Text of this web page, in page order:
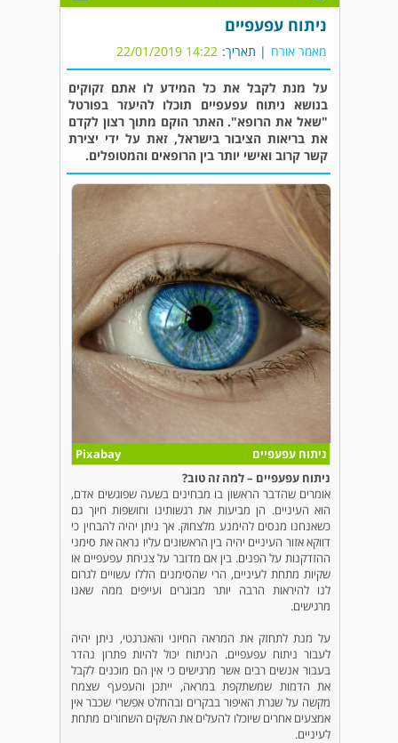
ניתוח עפעפיים
מאמר אורח | תאריך: 14:22 22/01/2019
על מנת לקבל את כל המידע לו אתם זקוקים
בנושא ניתוח עפעפיים תוכלו להיעזר בפורטל
"שאל את הרופא". האתר הוקם מתוך רצון לקדם
את בריאות הציבור בישראל, זאת על ידי יצירת
קשר קרוב ואישי יותר בין הרופאים והמטופלים.
ניתוח עפעפיים
Pixabay
ניתוח עפעפיים – למה זה טוב?
אומרים שהדבר הראשון בו מבחינים בשעה שפוגשים אדם,
הוא העיניים. הן מביעות את רגשותינו וחושפות חיוך גם
כשאנחנו מנסים להימנע מלצחוק. אך ניתן יהיה להבחין כי
דווקא אזור העיניים יהיה בין הראשונים עליו נראה את סימני
ההזדקנות על הפנים. בין אם מדובר על צניחת עפעפיים או
שקיות מתחת לעיניים, הרי שהסימנים הללו עשויים לגרום
לנו להיראות הרבה יותר מבוגרים ועייפים ממה שאנו
מרגישים.
על מנת לתחזק את המראה החיוני והאנרגטי, ניתן יהיה
לעבור ניתוח עפעפיים. הניתוח יכול להיות פתרון נהדר
בעבור אנשים רבים אשר מרגישים כי אין הם מוכנים לקבל
את הדמות שמשתקפת במראה, ייתכן והעפעף שצמח
מקשה על שגרת האיפור בבקרים ובהחלט אפשרי שכבר אין
אמצעים אחרים שיוכלו להעלים את השקים השחורים מתחת
לעיניים.